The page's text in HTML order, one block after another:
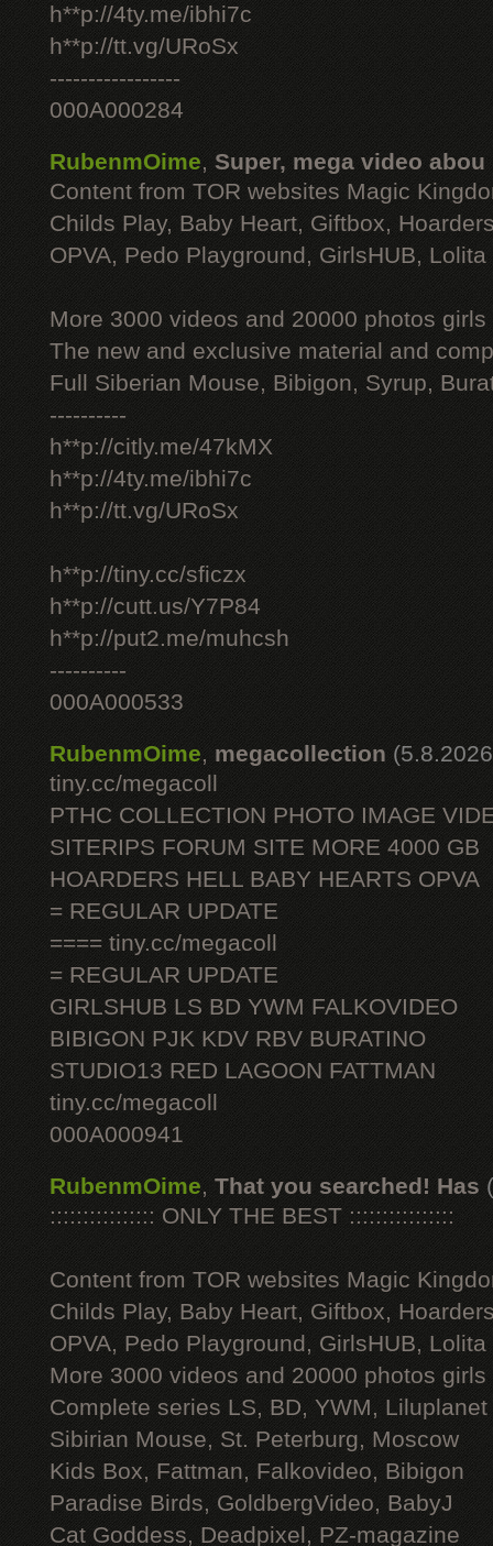
h**p://4ty.me/ibhi7c
h**p://tt.vg/URoSx
-----------------
000A000284
RubenmOime, Super, mega video abou
Content from TOR websites Magic
Childs Play, Baby Heart, Giftbox,
OPVA, Pedo Playground, GirlsHUB, Lolita
More 3000 videos and 20000 photos
The new and exclusive material and
Full Siberian Mouse, Bibigon, Syrup,
----------
h**p://citly.me/47kMX
h**p://4ty.me/ibhi7c
h**p://tt.vg/URoSx
h**p://tiny.cc/sficzx
h**p://cutt.us/Y7P84
h**p://put2.me/muhcsh
----------
000A000533
RubenmOime, megacollection
tiny.cc/megacoll
PTHC COLLECTION PHOTO IMAGE
SITERIPS FORUM SITE MORE 4000 GB
HOARDERS HELL BABY HEARTS OPVA
= REGULAR UPDATE
==== tiny.cc/megacoll
= REGULAR UPDATE
GIRLSHUB LS BD YWM FALKOVIDEO
BIBIGON PJK KDV RBV BURATINO
STUDIO13 RED LAGOON FATTMAN
tiny.cc/megacoll
000A000941
RubenmOime, That you searched! Has
:::::::::::::::: ONLY THE BEST ::::::::::::::::
Content from TOR websites Magic
Childs Play, Baby Heart, Giftbox,
OPVA, Pedo Playground, GirlsHUB, Lolita
More 3000 videos and 20000 photos
Complete series LS, BD, YWM, Liluplanet
Sibirian Mouse, St. Peterburg, Moscow
Kids Box, Fattman, Falkovideo, Bibigon
Paradise Birds, GoldbergVideo, BabyJ
Cat Goddess, Deadpixel, PZ-magazine